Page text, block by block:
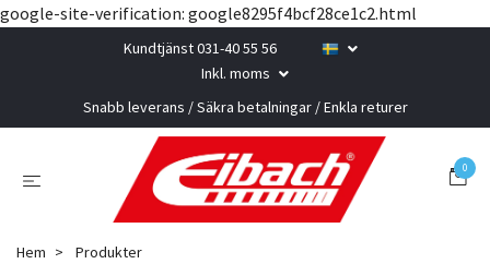
google-site-verification: google8295f4bcf28ce1c2.html
Kundtjänst 031-40 55 56
Inkl. moms
Snabb leverans / Säkra betalningar / Enkla returer
0
Hem
Produkter